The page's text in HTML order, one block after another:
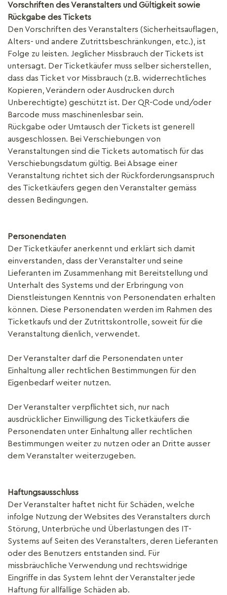
Vorschriften des Veranstalters und Gültigkeit sowie
Rückgabe des Tickets
Den Vorschriften des Veranstalters (Sicherheitsauflagen,
Alters- und andere Zutrittsbeschränkungen, etc.), ist
Folge zu leisten. Jeglicher Missbrauch der Tickets ist
untersagt. Der Ticketkäufer muss selber sicherstellen,
dass das Ticket vor Missbrauch (z.B. widerrechtliches
Kopieren, Verändern oder Ausdrucken durch
Unberechtigte) geschützt ist. Der QR-Code und/oder
Barcode muss maschinenlesbar sein.
Rückgabe oder Umtausch der Tickets ist generell
ausgeschlossen. Bei Verschiebungen von
Veranstaltungen sind die Tickets automatisch für das
Verschiebungsdatum gültig. Bei Absage einer
Veranstaltung richtet sich der Rückforderungsanspruch
des Ticketkäufers gegen den Veranstalter gemäss
dessen Bedingungen.
Personendaten
Der Ticketkäufer anerkennt und erklärt sich damit
einverstanden, dass der Veranstalter und seine
Lieferanten im Zusammenhang mit Bereitstellung und
Unterhalt des Systems und der Erbringung von
Dienstleistungen Kenntnis von Personendaten erhalten
können. Diese Personendaten werden im Rahmen des
Ticketkaufs und der Zutrittskontrolle, soweit für die
Veranstaltung dienlich, verwendet.
Der Veranstalter darf die Personendaten unter
Einhaltung aller rechtlichen Bestimmungen für den
Eigenbedarf weiter nutzen.
Der Veranstalter verpflichtet sich, nur nach
ausdrücklicher Einwilligung des Ticketkäufers die
Personendaten unter Einhaltung aller rechtlichen
Bestimmungen weiter zu nutzen oder an Dritte ausser
dem Veranstalter weiterzugeben.
Haftungsausschluss
Der Veranstalter haftet nicht für Schäden, welche
infolge Nutzung der Websites des Veranstalters durch
Störung, Unterbrüche und Überlastungen des IT-
Systems auf Seiten des Veranstalters, deren Lieferanten
oder des Benutzers entstanden sind. Für
missbräuchliche Verwendung und rechtswidrige
Eingriffe in das System lehnt der Veranstalter jede
Haftung für allfällige Schäden ab.